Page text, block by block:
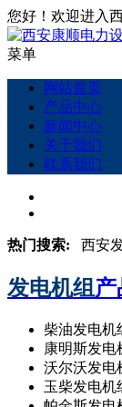
您好！欢迎进入
菜单
网站首页
产品中心
新闻中心
关于我们
联系我们
热门搜索: 西安
发电机组
柴油发电机
康明斯发电
沃尔沃发电
玉柴发电机